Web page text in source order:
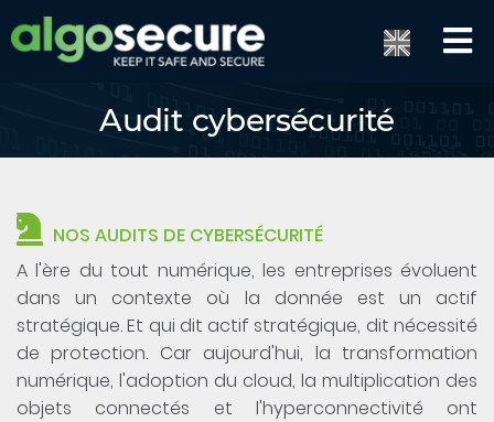
Audit cybersécurité
NOS AUDITS DE CYBERSÉCURITÉ
A l'ère du tout numérique, les entreprises évoluent
dans un contexte où la donnée est un actif
stratégique. Et qui dit actif stratégique, dit nécessité
de protection. Car aujourd'hui, la transformation
numérique, l'adoption du cloud, la multiplication des
objets connectés et l'hyperconnectivité ont